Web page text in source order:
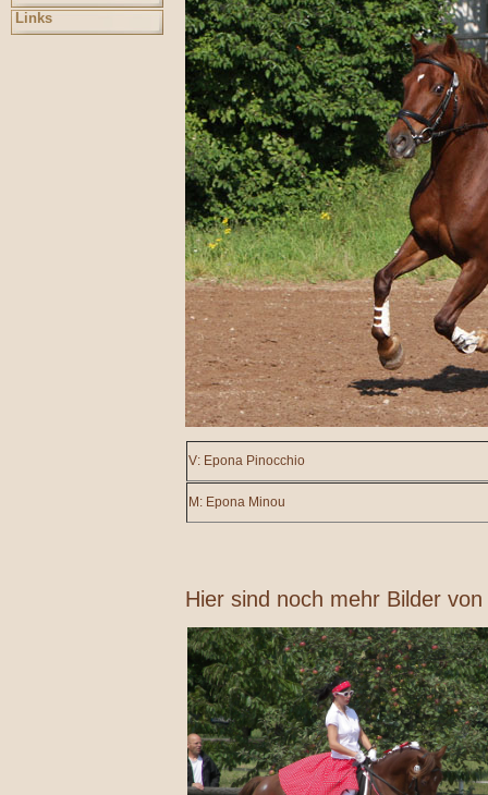
Links
V: Epona Pinocchio
M: Epona Minou
Hier sind noch mehr Bilder